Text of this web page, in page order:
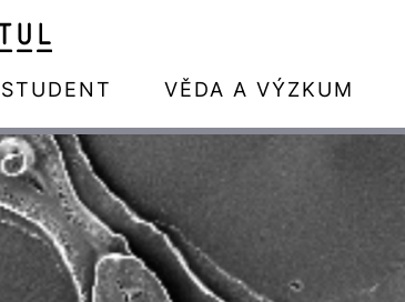
STUDENT VĚDA A VÝZKUM